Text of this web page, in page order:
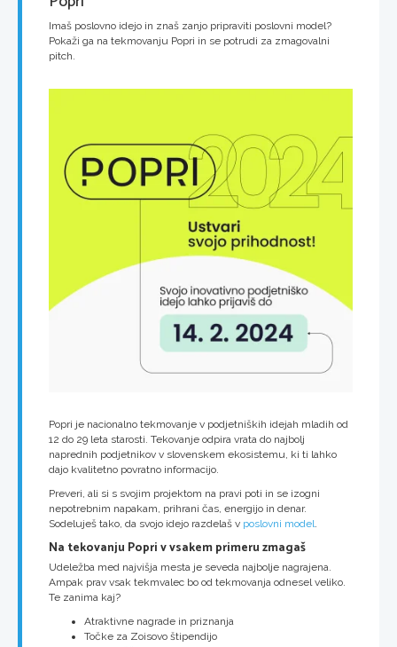
Imaš poslovno idejo in znaš zanjo pripraviti poslovni model?
Pokaži ga na tekmovanju Popri in se potrudi za zmagovalni
pitch.
Popri je nacionalno tekmovanje v podjetniških idejah mladih od
12 do 29 leta starosti. Tekovanje odpira vrata do najbolj
naprednih podjetnikov v slovenskem ekosistemu, ki ti lahko
dajo kvalitetno povratno informacijo.
Preveri, ali si s svojim projektom na pravi poti in se izogni
nepotrebnim napakam, prihrani čas, energijo in denar.
Sodeluješ tako, da svojo idejo razdelaš v poslovni model.
Na tekovanju Popri v vsakem primeru zmagaš
Udeležba med najvišja mesta je seveda najbolje nagrajena.
Ampak prav vsak tekmvalec bo od tekmovanja odnesel veliko.
Te zanima kaj?
Atraktivne nagrade in priznanja
Točke za Zoisovo štipendijo